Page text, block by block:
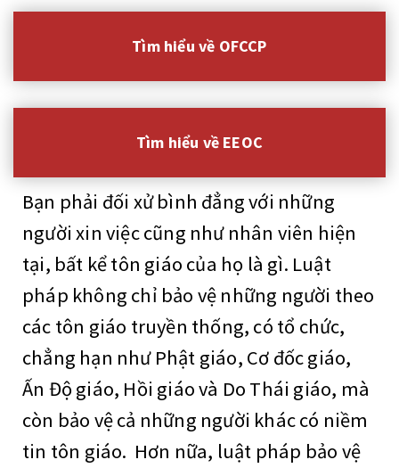
Bạn phải đối xử bình đẳng với những
người xin việc cũng như nhân viên hiện
tại, bất kể tôn giáo của họ là gì. Luật
pháp không chỉ bảo vệ những người theo
các tôn giáo truyền thống, có tổ chức,
chẳng hạn như Phật giáo, Cơ đốc giáo,
Ấn Độ giáo, Hồi giáo và Do Thái giáo, mà
còn bảo vệ cả những người khác có niềm
tin tôn giáo. Hơn nữa, luật pháp bảo vệ
Tìm hiểu về OFCCP
Tìm hiểu về EEOC